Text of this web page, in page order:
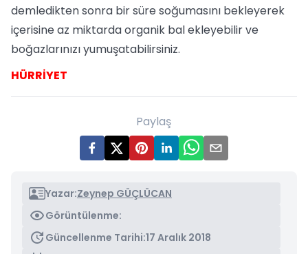
demledikten sonra bir süre soğumasını bekleyerek
içerisine az miktarda organik bal ekleyebilir ve
boğazlarınızı yumuşatabilirsiniz.
HÜRRİYET
Paylaş
Yazar:Zeynep GÜÇLÜCAN
Görüntülenme:
Güncellenme Tarihi:17 Aralık 2018